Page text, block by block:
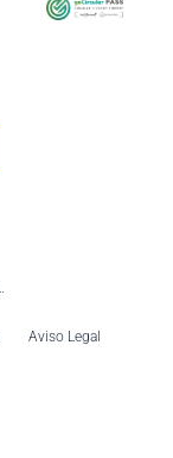
Aviso Legal